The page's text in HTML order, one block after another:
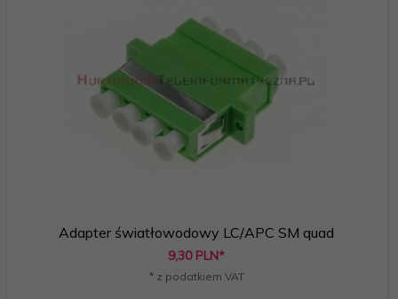
Adapter światłowodowy LC/APC SM quad
9,30 PLN*
* z podatkiem VAT